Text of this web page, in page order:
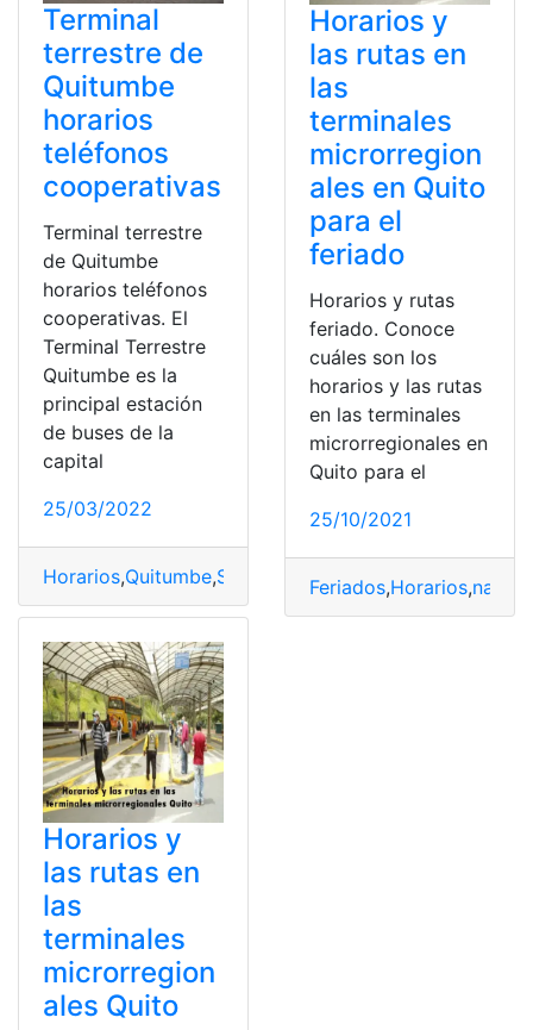
Terminal
terrestre de
Quitumbe
horarios
teléfonos
cooperativas
Terminal terrestre
de Quitumbe
horarios teléfonos
cooperativas. El
Terminal Terrestre
Quitumbe es la
principal estación
de buses de la
capital
25/03/2022
Horarios,Quitumbe,Servicios Terminales , Ubicación
Horarios y
las rutas en
las
terminales
microrregion
ales en Quito
para el
feriado
Horarios y rutas
feriado. Conoce
cuáles son los
horarios y las rutas
en las terminales
microrregionales en
Quito para el
25/10/2021
Feriados,Horarios,
Horarios y
las rutas en
las
terminales
microrregion
ales Quito